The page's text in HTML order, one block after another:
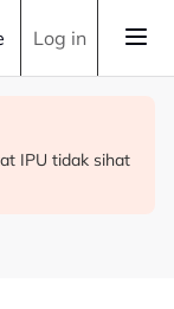
Log in
mengandungi
dengan
IPU tidak sihat